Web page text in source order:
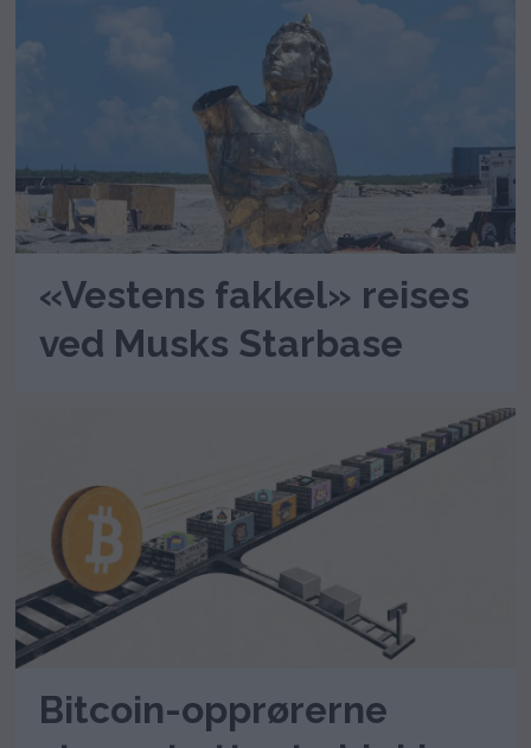
«Vestens fakkel» reises
ved Musks Starbase
Bitcoin-opprørerne